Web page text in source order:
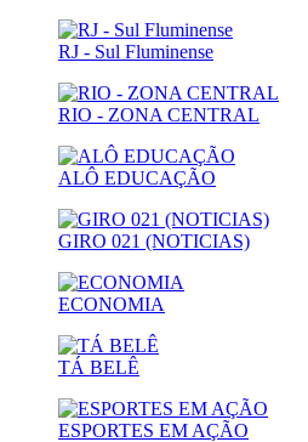
RJ - Sul Fluminense
RIO - ZONA CENTRAL
ALÔ EDUCAÇÃO
GIRO 021 (NOTICIAS)
ECONOMIA
TÁ BELÊ
ESPORTES EM AÇÃO